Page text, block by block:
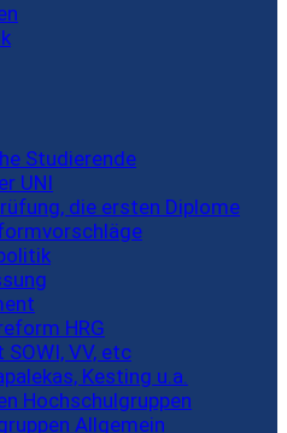
Studierende
UNI
die ersten Diplome
HRG
VV, etc
Kesting u.a.
Hochschulgruppen
Allgemein